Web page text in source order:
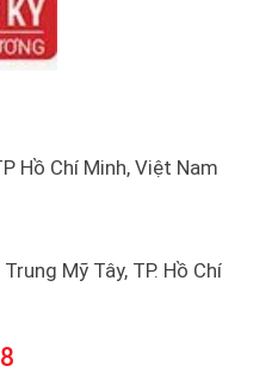
Hồ Chí Minh, Việt Nam
Mỹ Tây, TP. Hồ Chí